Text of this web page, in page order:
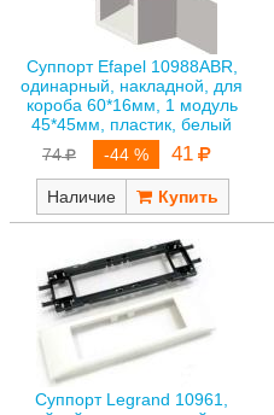
Суппорт Efapel 10988ABR,
одинарный, накладной, для
короба 60*16мм, 1 модуль
45*45мм, пластик, белый
74
-44 % 41
Наличие
Суппорт Legrand 10961,